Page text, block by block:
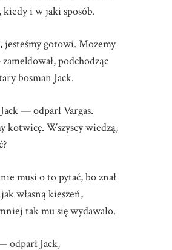
kiedy i w jaki sposób.
gotowi. Możemy
podchodząc
bosman Jack.
— odparł Vargas.
kotwicę. Wszyscy wiedzą,
musi o to pytać, bo znał
własną kieszeń,
tak mu się wydawało.
Jack,